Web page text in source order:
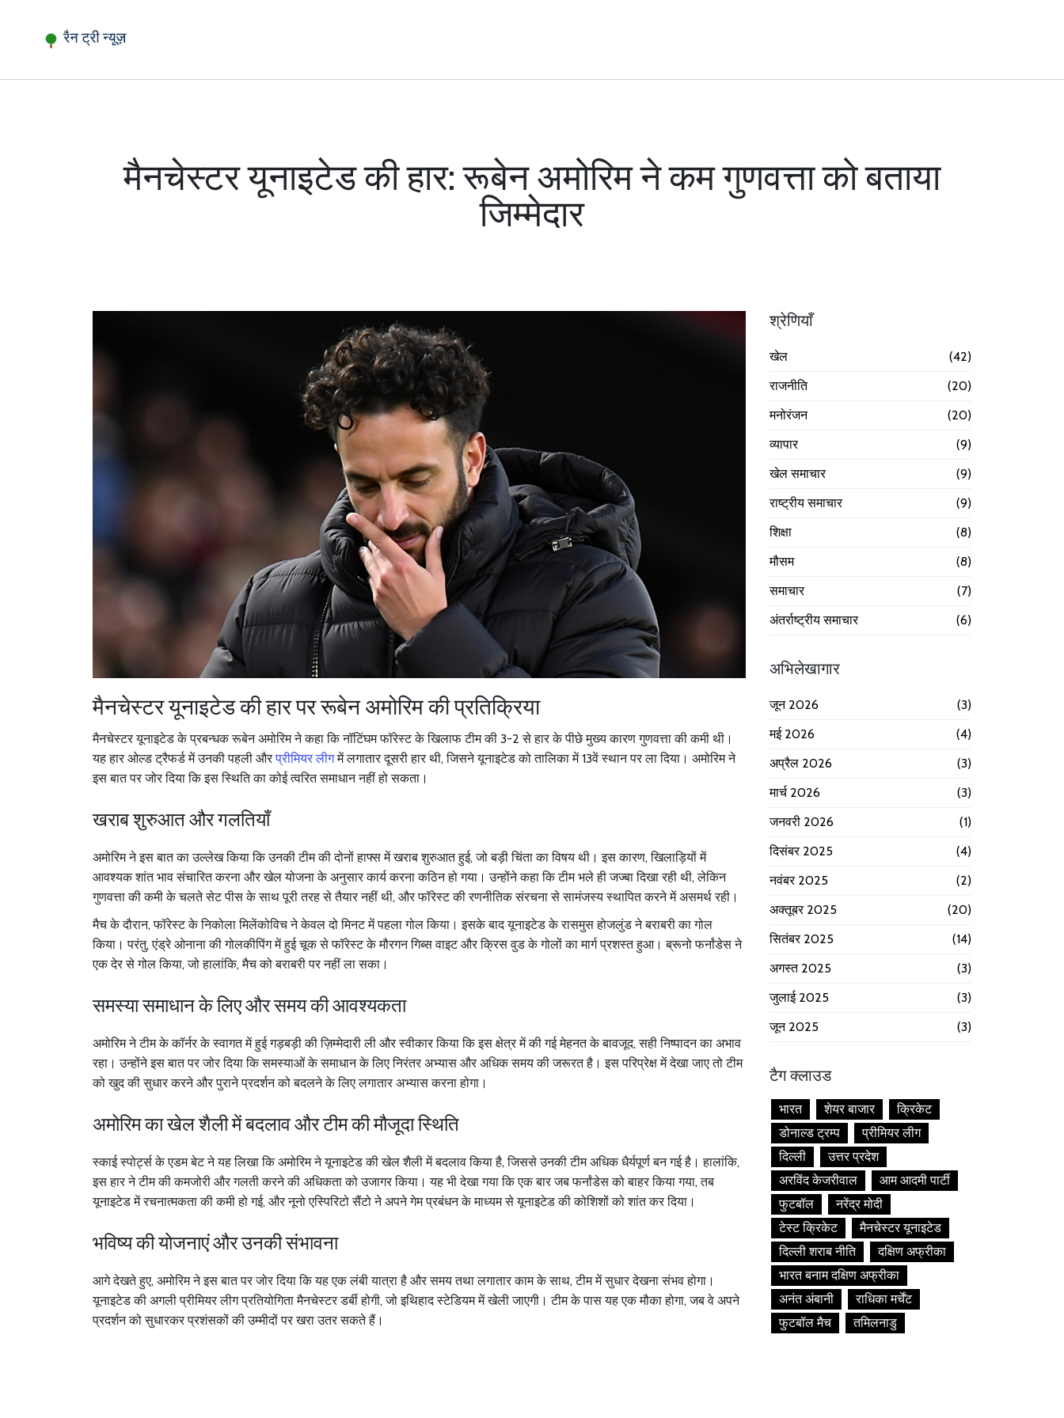
मैनचेस्टर यूनाइटेड की हार: रूबेन अमोरिम ने कम गुणवत्ता को बताया
जिम्मेदार
मैनचेस्टर यूनाइटेड की हार पर रूबेन अमोरिम की प्रतिक्रिया
मैनचेस्टर यूनाइटेड के प्रबन्धक रूबेन अमोरिम ने कहा कि नॉटिंघम फॉरेस्ट के खिलाफ टीम की 3-2 से हार के पीछे मुख्य कारण गुणवत्ता की कमी थी।
यह हार ओल्ड ट्रैफर्ड में उनकी पहली औरप्रीमियर लीगमें लगातार दूसरी हार थी, जिसने यूनाइटेड को तालिका में 13वें स्थान पर ला दिया। अमोरिम ने
इस बात पर जोर दिया कि इस स्थिति का कोई त्वरित समाधान नहीं हो सकता।
खराब शुरुआत और गलतियाँ
अमोरिम ने इस बात का उल्लेख किया कि उनकी टीम की दोनों हाफ्स में खराब शुरुआत हुई, जो बड़ी चिंता का विषय थी। इस कारण, खिलाड़ियों में
आवश्यक शांत भाव संचारित करना और खेल योजना के अनुसार कार्य करना कठिन हो गया। उन्होंने कहा कि टीम भले ही जज्बा दिखा रही थी, लेकिन
गुणवत्ता की कमी के चलते सेट पीस के साथ पूरी तरह से तैयार नहीं थी, और फॉरेस्ट की रणनीतिक संरचना से सामंजस्य स्थापित करने में असमर्थ रही।
मैच के दौरान, फॉरेस्ट के निकोला मिलेंकोविच ने केवल दो मिनट में पहला गोल किया। इसके बाद यूनाइटेड के रासमुस होजलुंड ने बराबरी का गोल
किया। परंतु, एंड्रे ओनाना की गोलकीपिंग में हुई चूक से फॉरेस्ट के मौरगन गिब्स वाइट और क्रिस वुड के गोलों का मार्ग प्रशस्त हुआ। ब्रूनो फर्नांडेस ने
एक देर से गोल किया, जो हालांकि, मैच को बराबरी पर नहीं ला सका।
समस्या समाधान के लिए और समय की आवश्यकता
अमोरिम ने टीम के कॉर्नर के स्वागत में हुई गड़बड़ी की ज़िम्मेदारी ली और स्वीकार किया कि इस क्षेत्र में की गई मेहनत के बावजूद, सही निष्पादन का अभाव
रहा। उन्होंने इस बात पर जोर दिया कि समस्याओं के समाधान के लिए निरंतर अभ्यास और अधिक समय की जरूरत है। इस परिप्रेक्ष में देखा जाए तो टीम
को खुद की सुधार करने और पुराने प्रदर्शन को बदलने के लिए लगातार अभ्यास करना होगा।
अमोरिम का खेल शैली में बदलाव और टीम की मौजूदा स्थिति
स्काई स्पोर्ट्स के एडम बेट ने यह लिखा कि अमोरिम ने यूनाइटेड की खेल शैली में बदलाव किया है, जिससे उनकी टीम अधिक धैर्यपूर्ण बन गई है। हालांकि,
इस हार ने टीम की कमजोरी और गलती करने की अधिकता को उजागर किया। यह भी देखा गया कि एक बार जब फर्नांडेस को बाहर किया गया, तब
यूनाइटेड में रचनात्मकता की कमी हो गई, और नूनो एस्पिरिटो सैंटो ने अपने गेम प्रबंधन के माध्यम से यूनाइटेड की कोशिशों को शांत कर दिया।
भविष्य की योजनाएं और उनकी संभावना
आगे देखते हुए, अमोरिम ने इस बात पर जोर दिया कि यह एक लंबी यात्रा है और समय तथा लगातार काम के साथ, टीम में सुधार देखना संभव होगा।
यूनाइटेड की अगली प्रीमियर लीग प्रतियोगिता मैनचेस्टर डर्बी होगी, जो इथिहाद स्टेडियम में खेली जाएगी। टीम के पास यह एक मौका होगा, जब वे अपने
प्रदर्शन को सुधारकर प्रशंसकों की उम्मीदों पर खरा उतर सकते हैं।
श्रेणियाँ
खेल
(42)
राजनीति
(20)
मनोरंजन
(20)
व्यापार
(9)
खेल समाचार
(9)
राष्ट्रीय समाचार
(9)
शिक्षा
(8)
मौसम
(8)
समाचार
(7)
अंतर्राष्ट्रीय समाचार
(6)
अभिलेखागार
जून 2026
(3)
मई 2026
(4)
अप्रैल 2026
(3)
मार्च 2026
(3)
जनवरी 2026
(1)
दिसंबर 2025
(4)
नवंबर 2025
(2)
अक्तूबर 2025
(20)
सितंबर 2025
(14)
अगस्त 2025
(3)
जुलाई 2025
(3)
जून 2025
(3)
टैग क्लाउड
भारत शेयर बाजार
क्रिकेट
डोनाल्ड ट्रम्प
प्रीमियर लीग
दिल्ली
उत्तर प्रदेश
अरविंद केजरीवाल
आम आदमी पार्टी
फुटबॉल
नरेंद्र मोदी
टेस्ट क्रिकेट
मैनचेस्टर यूनाइटेड
दिल्ली शराब नीति
दक्षिण अफ्रीका
भारत बनाम दक्षिण अफ्रीका
अनंत अंबानी
राधिका मर्चेंट
फुटबॉल मैच
तमिलनाडु